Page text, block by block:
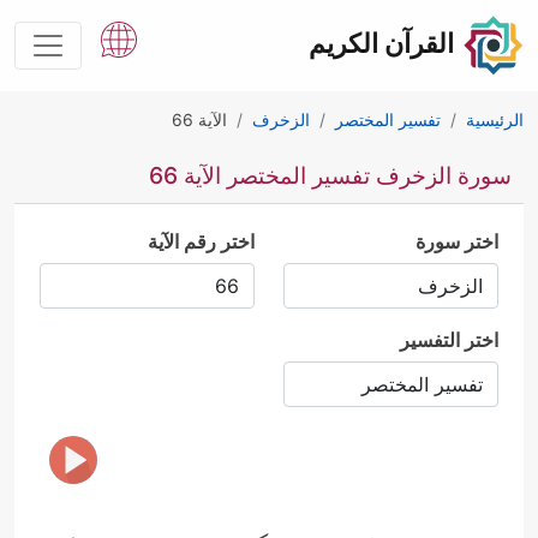
القرآن الكريم
الرئيسية تفسير المختصر الزخرف الآية 66
سورة الزخرف تفسير المختصر الآية 66
اختر سورة اختر رقم الآية
اختر التفسير